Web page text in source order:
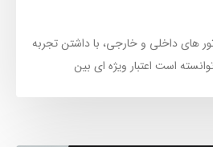
های داخلی و خارجی، با داشتن تجربه
است اعتبار ویژه ای بین